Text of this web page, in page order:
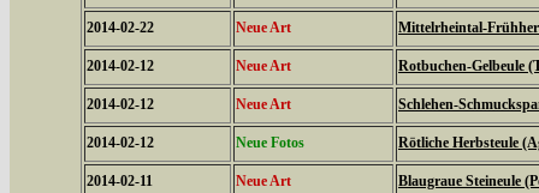
2014-02-22 Neue Art Mittelrheintal-
2014-02-12 Neue Art Rotbuchen-Gelbeule
2014-02-12 Neue Art Schlehen-
2014-02-12 Neue Fotos Rötliche Herbsteule
2014-02-11 Neue Art Blaugraue Steineule